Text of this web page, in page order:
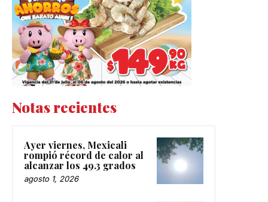
Notas recientes
Ayer viernes, Mexicali
rompió récord de calor al
alcanzar los 49.3 grados
agosto 1, 2026